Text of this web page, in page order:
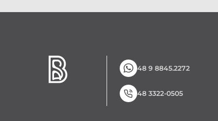
48 9 8845.2272
48 3322-0505